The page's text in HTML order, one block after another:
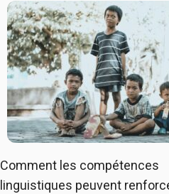
Comment les compétences
linguistiques peuvent